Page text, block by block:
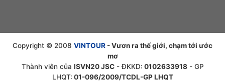
Copyright © 2008 VINTOUR - Vươn ra thế giới, chạm tới ước
mơ
Thành viên của ISVN20 JSC- ĐKKD: 0102633918- GP
LHQT: 01-096/2009/TCDL-GP LHQT